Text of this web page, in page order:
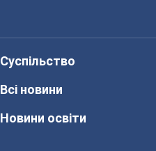
Суспільство
Всі новини
Новини освіти